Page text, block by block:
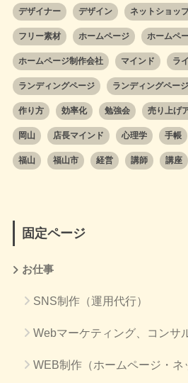
デザイナー デザイン ネットショッ
フリー素材 ホームページ ホームペ
ホームページ制作会社 マインド ラ
ランディングページ ランディングペー
作り方 効率化 勉強会 売り上げ
岡山 店長マインド 心理学 手帳
福山 福山市 経営 講師 講座
固定ページ
お仕事
SNS制作（運用代行）
Webマーケティング、コンサ
WEB制作（ホームページ・ネ